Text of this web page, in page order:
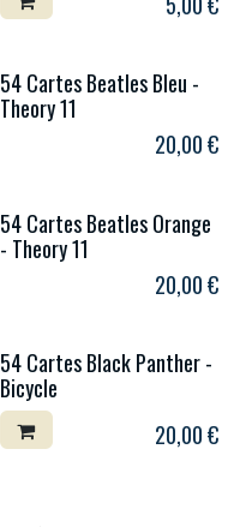
54 Cartes Beatles Bleu -
Theory 11
20,00€
54 Cartes Beatles Orange
- Theory 11
20,00€
54 Cartes Black Panther -
Bicycle
20,00€